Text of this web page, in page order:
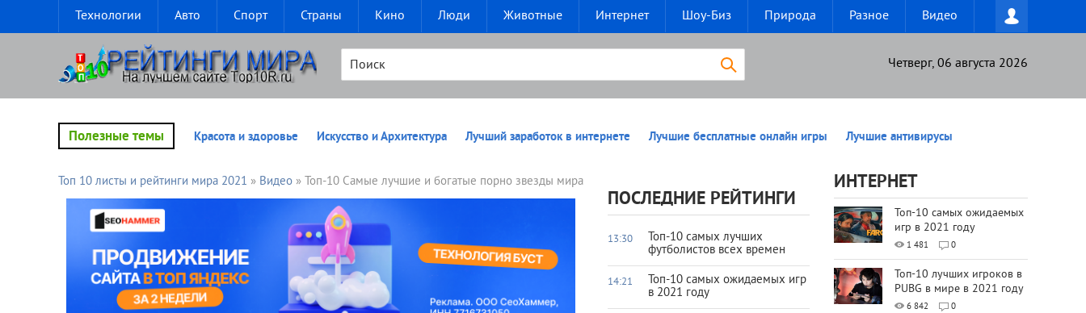
Технологии Авто Спорт Страны Кино Люди Животные Интернет Шоу-Биз Природа Разное Видео
Четверг, 06 августа 2026
Полезные темы Красота и здоровье Искусство и Архитектура Лучший заработок в интернете Лучшие бесплатные онлайн игры Лучшие антивирусы
Топ 10 листы и рейтинги мира 2021 » Видео » Топ-10 Самые лучшие и богатые порно звезды мира
ПОСЛЕДНИЕ РЕЙТИНГИ
13:30
Топ-10 самых лучших
футболистов всех времен
14:21
Топ-10 самых ожидаемых игр
в 2021 году
ИНТЕРНЕТ
Топ-10 самых ожидаемых
игр в 2021 году
1 481 0
Топ-10 лучших игроков в
PUBG в мире в 2021 году
6 842 0